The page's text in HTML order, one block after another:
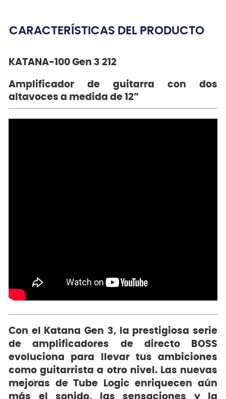
CARACTERÍSTICAS DEL PRODUCTO
KATANA-100 Gen 3 212
Amplificador de guitarra con dos
altavoces a medida de 12”
Con el Katana Gen 3, la prestigiosa serie
de amplificadores de directo BOSS
evoluciona para llevar tus ambiciones
como guitarrista a otro nivel. Las nuevas
mejoras de Tube Logic enriquecen aún
más el sonido, las sensaciones y la